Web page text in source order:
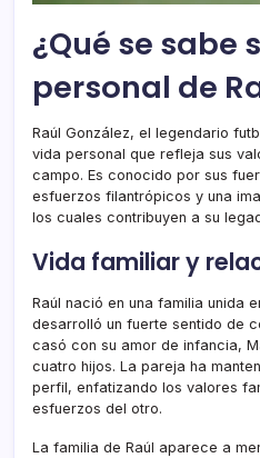
¿Qué se sabe
personal de
Raúl González, el legendario
vida personal que refleja sus
campo. Es conocido por sus
esfuerzos filantrópicos y una
los cuales contribuyen a su
Vida familiar y
Raúl nació en una familia unida
desarrolló un fuerte sentido de
casó con su amor de infancia,
cuatro hijos. La pareja ha
perfil, enfatizando los valores
esfuerzos del otro.
La familia de Raúl aparece a